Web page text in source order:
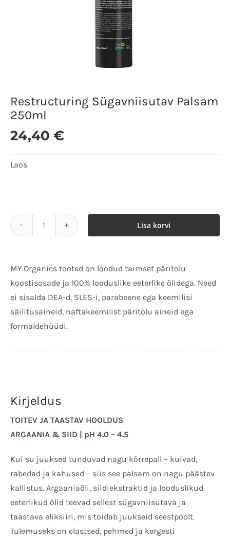
Restructuring Sügavniisutav Palsam
250ml
24,40 €
Laos
Restructuring
250ml
kogus
Lisa korvi
MY.Organics tooted on loodud taimset päritolu
koostisosade ja 100% looduslike eeterlike õlidega. Need
ei sisalda DEA-d, SLES-i, parabeene ega keemilisi
säilitusaineid, naftakeemilist päritolu aineid ega
formaldehüüdi.
Kirjeldus
TOITEV JA TAASTAV HOOLDUS
ARGAANIA & SIID | pH 4.0 – 4.5
Kui su juuksed tunduvad nagu kõrrepall – kuivad,
rabedad ja kahused – siis see palsam on nagu päästev
kallistus. Argaaniaõli, siidiekstraktid ja looduslikud
eeterlikud õlid teevad sellest sügavniisutava ja
taastava eliksiiri, mis toidab juukseid seestpoolt.
Tulemuseks on elastsed, pehmed ja kergesti